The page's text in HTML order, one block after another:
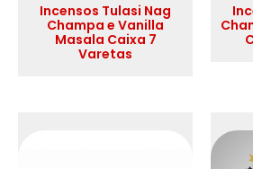
Incensos Tulasi Nag
Champa e Vanilla
Masala Caixa 7
Varetas